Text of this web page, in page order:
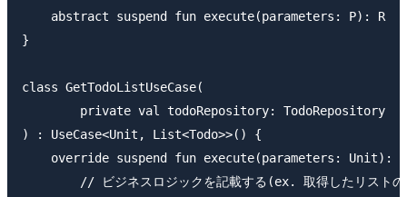
    abstract suspend fun execute(parameters: P): R
}
class GetTodoListUseCase(
        private val todoRepository: TodoRepository
) : UseCase<Unit, List<Todo>>() {
override suspend fun execute(parameters: Unit):
// ビジネスロジックを記載する(ex. 取得したリスト